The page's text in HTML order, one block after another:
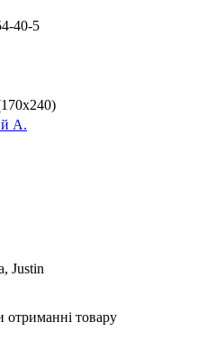
40-5
А.
Justin
отриманні товару